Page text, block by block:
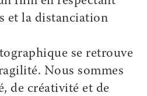
et la distanciation
se retrouve
Nous sommes
de créativité et de